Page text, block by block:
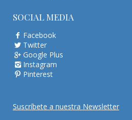
SOCIAL MEDIA
Facebook
Twitter
Google Plus
Instagram
Pinterest
Suscríbete a nuestra Newsletter